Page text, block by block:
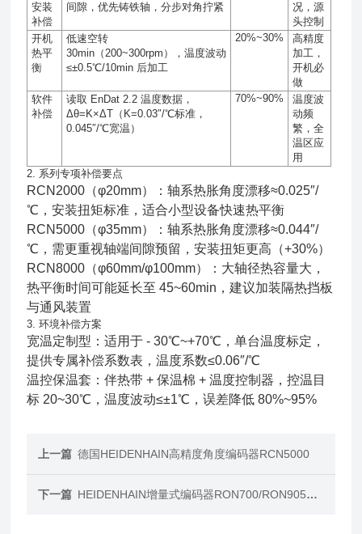
安装
补偿
间隙，优先铸铁轴，分步对角拧紧
况，源
头控制
开机
热平
衡
低速空转
30min （200~300rpm ），温度波动
≤±0.5℃/10min 后加工
20%~30%
高精度
加工，
开机必
做
软件
补偿
读取 EnDat 2.2温度数据，
Δθ=K×ΔT （ K=0.03″/℃标准，
0.045″/℃宽温）
70%~90%
温度波
动频
繁，全
温区应
用
2. 系列专项补偿要点
RCN2000（φ20mm）：轴系热胀角度漂移≈0.025″/
℃，安装扭矩标准，适合小型设备快速热平衡
RCN5000（φ35mm）：轴系热胀角度漂移≈0.044″/
℃，需更重视轴端间隙预留，安装扭矩更高（+30%）
RCN8000（φ60mm/φ100mm）：大轴径热容量大，
热平衡时间可能延长至 45~60min，建议加装隔热挡板
与通风装置
3. 环境补偿方案
宽温定制型：适用于 - 30℃~+70℃，单台温度标定，
提供专属补偿系数表，温度系数≤0.06″/℃
温控保温套 ：伴热带 +保温棉 +温度控制器，控温目
标 20~30℃ ，温度波动≤±1℃ ，误差降低 80%~95%
上一篇 德国HEIDENHAIN高精度角度编码器RCN5000
下一篇 HEIDENHAIN增量式编码器RON700/RON905系列